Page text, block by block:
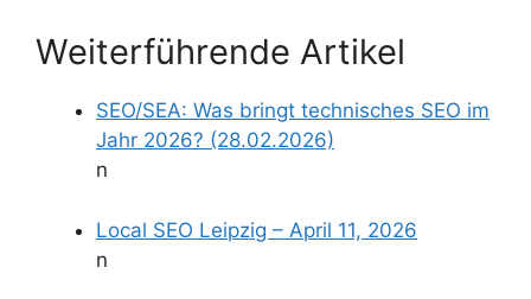
Weiterführende Artikel
SEO/SEA: Was bringt technisches SEO im
Jahr 2026? (28.02.2026)
n
Local SEO Leipzig – April 11, 2026
n